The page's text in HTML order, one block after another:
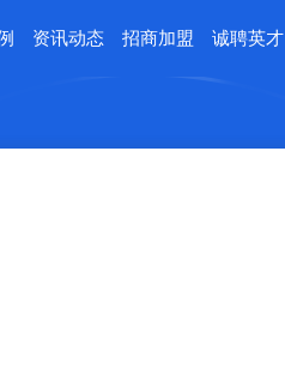
资讯动态 招商加盟 诚聘英才